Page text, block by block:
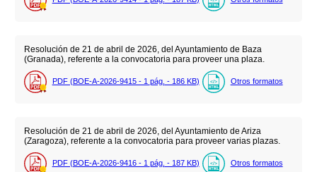
Resolución de 21 de abril de 2026, del Ayuntamiento de Baza
(Granada), referente a la convocatoria para proveer una plaza.
PDF (BOE-A-2026-9415 - 1 pág. - 186 KB) Otros formatos
Resolución de 21 de abril de 2026, del Ayuntamiento de Ariza
(Zaragoza), referente a la convocatoria para proveer varias plazas.
PDF (BOE-A-2026-9416 - 1 pág. - 187 KB) Otros formatos